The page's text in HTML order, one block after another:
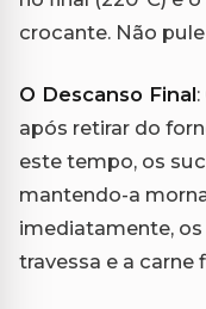
crocante. Não
O Descanso Final
após retirar do
este tempo, os
mantendo-a
imediatamente,
travessa e a carne